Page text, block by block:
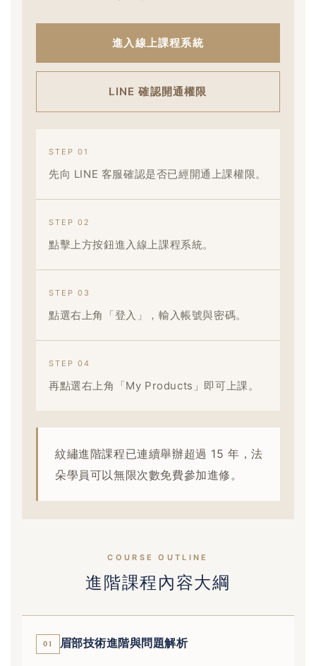
進入線上課程系統
LINE 確認開通權限
STEP 01
先向 LINE 客服確認是否已經開通上課權限。
STEP 02
點擊上方按鈕進入線上課程系統。
STEP 03
點選右上角「登入」，輸入帳號與密碼。
STEP 04
再點選右上角「My Products」即可上課。
紋繡進階課程已連續舉辦超過 15 年，法
朵學員可以無限次數免費參加進修。
COURSE OUTLINE
進階課程內容大綱
01 眉部技術進階與問題解析